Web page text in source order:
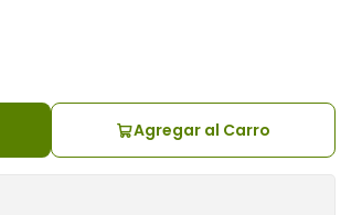
Agregar al Carro